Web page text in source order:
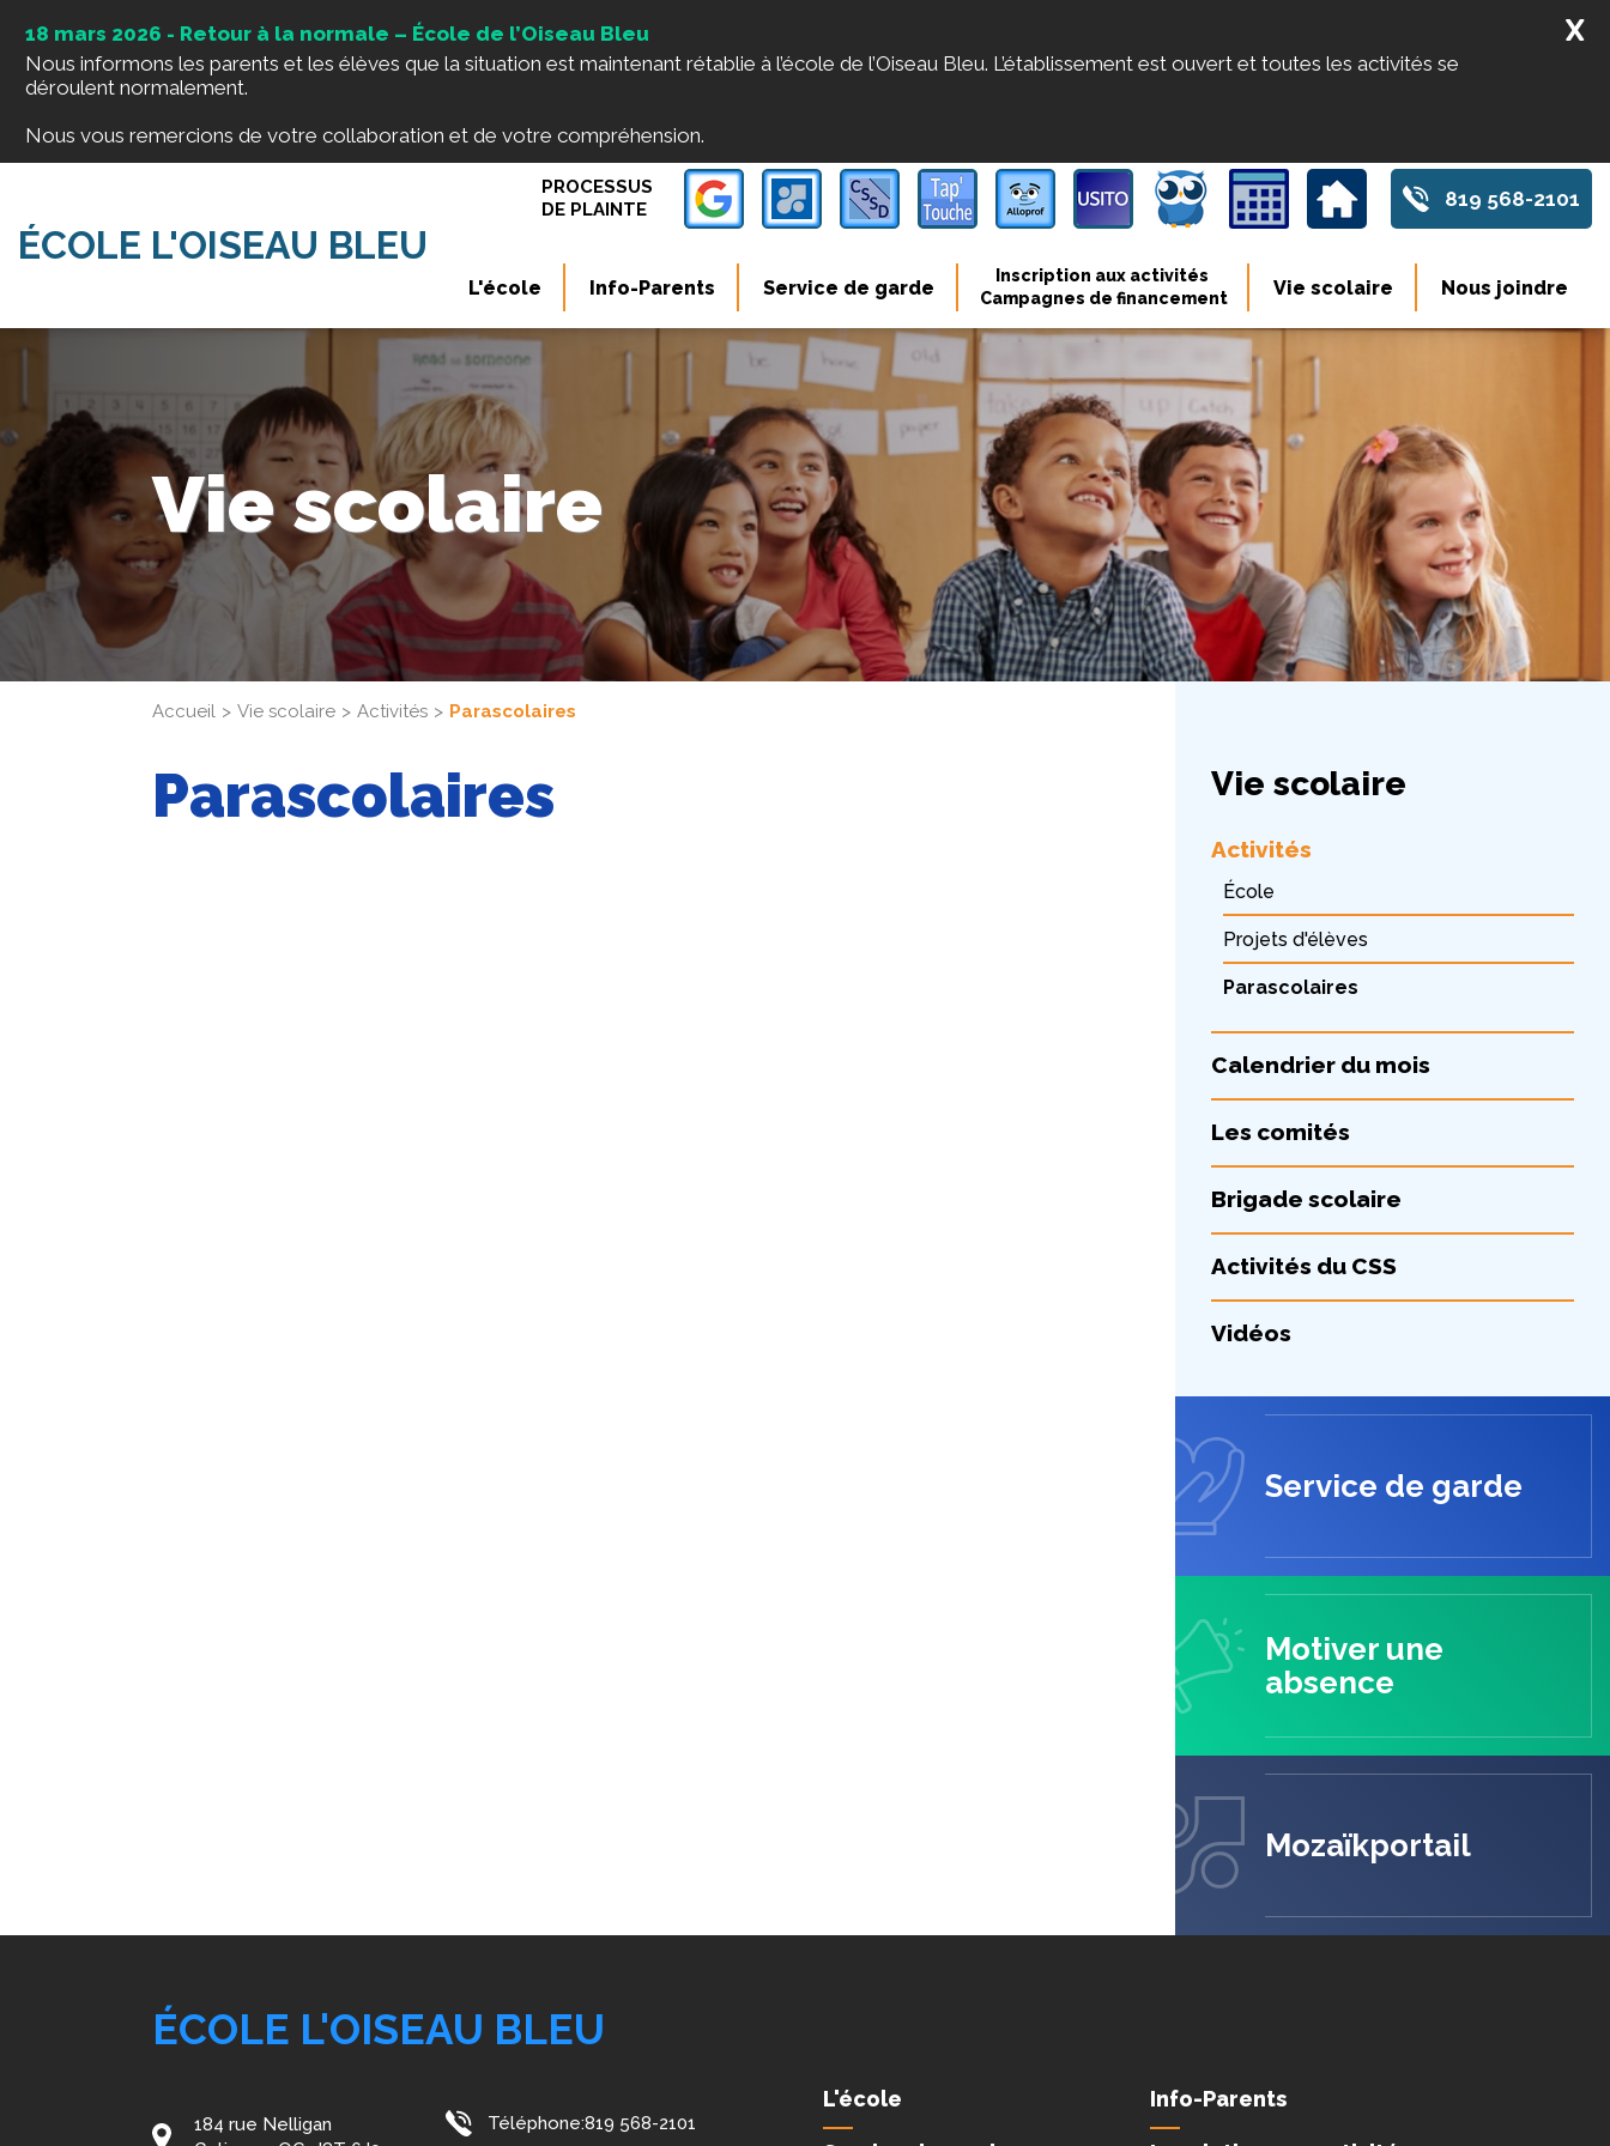
X
18 mars 2026 - Retour à la normale – École de l’Oiseau Bleu
Nous informons les parents et les élèves que la situation est maintenant rétablie à l’école de l’Oiseau Bleu. L’établissement est ouvert et toutes les activités se
déroulent normalement.
Nous vous remercions de votre collaboration et de votre compréhension.
ÉCOLE L'OISEAU BLEU
PROCESSUS
DE PLAINTE
819 568-2101
L'école Info-Parents Service de garde Vie scolaire Nous joindre
Vie scolaire
Accueil Vie scolaire Activités Parascolaires
Parascolaires Vie scolaire
Activités
École
Projets d'élèves
Parascolaires
Calendrier du mois
Les comités
Brigade scolaire
Activités du CSS
Vidéos
Service de garde
Motiver une
absence
Mozaïkportail
ÉCOLE L'OISEAU BLEU
184 rue Nelligan
Téléphone:819 568-2101
L'école Info-Parents